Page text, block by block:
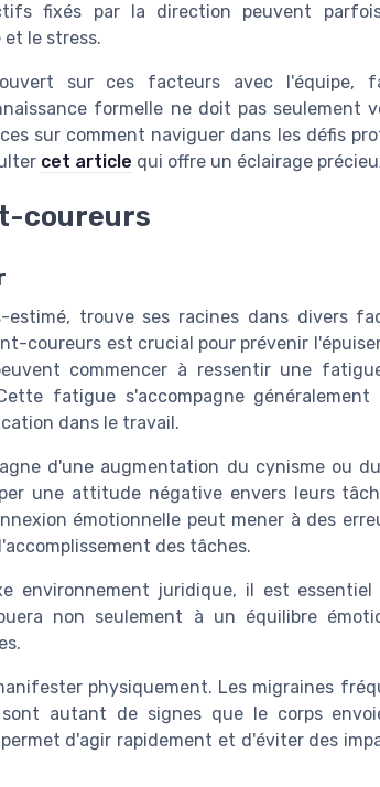
fixés par la direction peuvent
et le stress.
sur ces facteurs avec l'équipe,
formelle ne doit pas seulement
sur comment naviguer dans les défis
cet article qui offre un éclairage
coureurs
trouve ses racines dans divers
coureurs est crucial pour prévenir
commencer à ressentir une
fatigue s'accompagne
dans le travail.
d'une augmentation du cynisme ou
une attitude négative envers leurs
émotionnelle peut mener à des
des tâches.
environnement juridique, il est
non seulement à un équilibre
physiquement. Les migraines
autant de signes que le corps
d'agir rapidement et d'éviter des